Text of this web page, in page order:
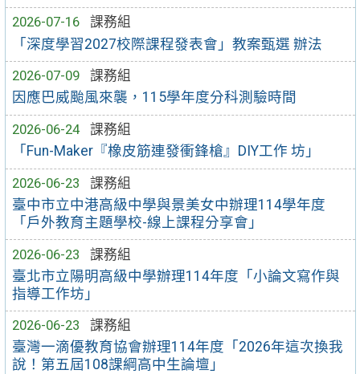
2026-07-16
課務組
「深度學習2027校際課程發表會」教案甄選 辦法
2026-07-09
課務組
因應巴威颱風來襲，115學年度分科測驗時間
2026-06-24
課務組
「Fun-Maker『橡皮筋連發衝鋒槍』DIY工作 坊」
2026-06-23
課務組
臺中市立中港高級中學與景美女中辦理114學年度
「戶外教育主題學校-線上課程分享會」
2026-06-23
課務組
臺北市立陽明高級中學辦理114年度「小論文寫作與
指導工作坊」
2026-06-23
課務組
臺灣一滴優教育協會辦理114年度「2026年這次換我
說！第五屆108課綱高中生論壇」